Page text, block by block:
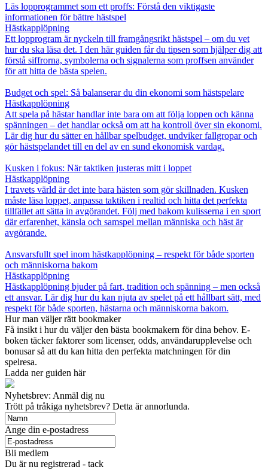
Läs lopprogrammet som ett proffs: Förstå den viktigaste
informationen för bättre hästspel
Hästkapplöpning
Ett lopprogram är nyckeln till framgångsrikt hästspel – om du vet
hur du ska läsa det. I den här guiden får du tipsen som hjälper dig att
förstå siffrorna, symbolerna och signalerna som proffsen använder
för att hitta de bästa spelen.
Budget och spel: Så balanserar du din ekonomi som hästspelare
Hästkapplöpning
Att spela på hästar handlar inte bara om att följa loppen och känna
spänningen – det handlar också om att ha kontroll över sin ekonomi.
Lär dig hur du sätter en hållbar spelbudget, undviker fallgropar och
gör hästspelandet till en del av en sund ekonomisk vardag.
Kusken i fokus: När taktiken justeras mitt i loppet
Hästkapplöpning
I travets värld är det inte bara hästen som gör skillnaden. Kusken
måste läsa loppet, anpassa taktiken i realtid och hitta det perfekta
tillfället att sätta in avgörandet. Följ med bakom kulisserna i en sport
där erfarenhet, känsla och samspel mellan människa och häst är
avgörande.
Ansvarsfullt spel inom hästkapplöpning – respekt för både sporten
och människorna bakom
Hästkapplöpning
Hästkapplöpning bjuder på fart, tradition och spänning – men också
ett ansvar. Lär dig hur du kan njuta av spelet på ett hållbart sätt, med
respekt för både sporten, hästarna och människorna bakom.
Hur man väljer rätt bookmaker
Få insikt i hur du väljer den bästa bookmakern för dina behov. E-
boken täcker faktorer som licenser, odds, användarupplevelse och
bonusar så att du kan hitta den perfekta matchningen för din
spelresa.
Ladda ner guiden här
Nyhetsbrev: Anmäl dig nu
Trött på tråkiga nyhetsbrev? Detta är annorlunda.
Ange din e-postadress
Bli medlem
Du är nu registrerad - tack